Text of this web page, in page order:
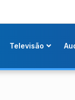
Televisão